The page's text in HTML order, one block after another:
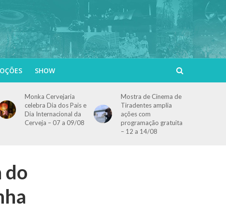
SHOW
Monka Cervejaria
celebra Dia dos Pais e
Dia Internacional da
Cerveja – 07 a 09/08
Mostra de Cinema de
Tiradentes amplia
ações com
programação gratuita
– 12 a 14/08
do